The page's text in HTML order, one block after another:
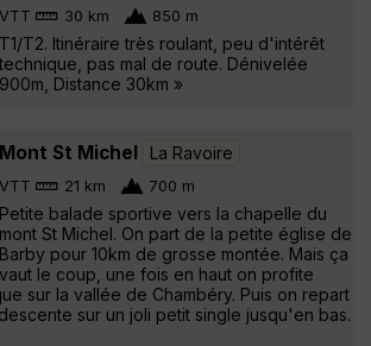
VTT 30 km 850 m
T1/T2. Itinéraire très roulant, peu d'intérêt
technique, pas mal de route. Dénivelée
900m, Distance 30km »
Mont St Michel La Ravoire
VTT 21 km 700 m
Petite balade sportive vers la chapelle du
mont St Michel. On part de la petite église de
Barby pour 10km de grosse montée. Mais ça
vaut le coup, une fois en haut on profite
sur la vallée de Chambéry. Puis on repart
sur un joli petit single jusqu'en bas.